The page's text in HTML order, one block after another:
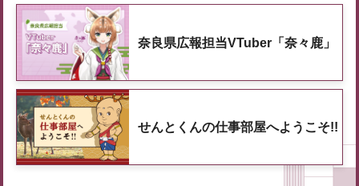
奈良県広報担当VTuber「奈々鹿」
せんとくんの仕事部屋へようこそ!!